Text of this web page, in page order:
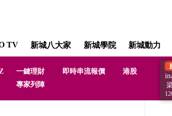
TV 新城八大家 新城學院 新城動力
一鍵理財 即時串流報價
港股
專家列陣
一鍵理財 [Smart
林淑敏 郭鴻徽 梁